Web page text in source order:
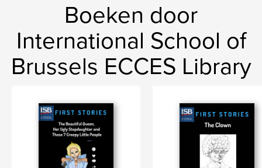
Boeken door
International School of
Brussels ECCES Library